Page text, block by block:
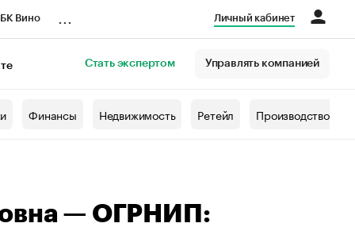
Вино Личный кабинет
Стать экспертом Управлять компанией
Финансы Недвижимость Ретейл Производство
— ОГРНИП: